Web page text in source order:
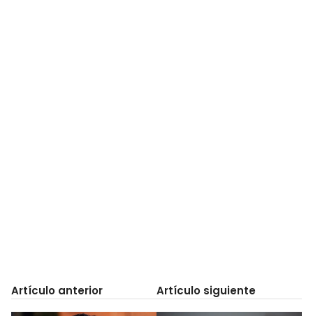
Artículo anterior Artículo siguiente